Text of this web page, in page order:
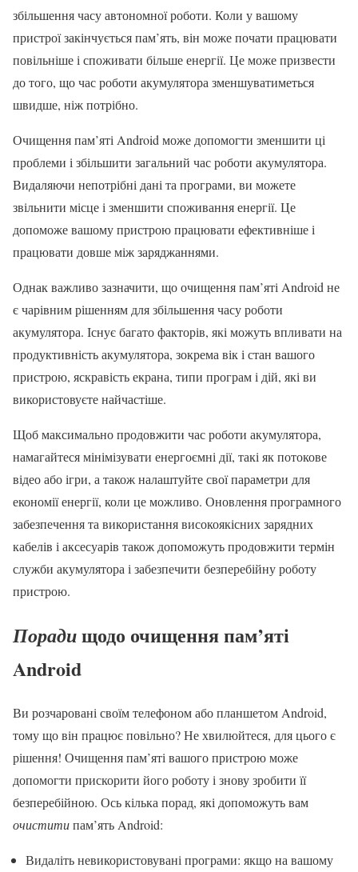
збільшення часу автономної роботи. Коли у вашому
пристрої закінчується пам’ять, він може почати працювати
повільніше і споживати більше енергії. Це може призвести
до того, що час роботи акумулятора зменшуватиметься
швидше, ніж потрібно.
Очищення пам’яті Android може допомогти зменшити ці
проблеми і збільшити загальний час роботи акумулятора.
Видаляючи непотрібні дані та програми, ви можете
звільнити місце і зменшити споживання енергії. Це
допоможе вашому пристрою працювати ефективніше і
працювати довше між заряджаннями.
Однак важливо зазначити, що очищення пам’яті Android не
є чарівним рішенням для збільшення часу роботи
акумулятора. Існує багато факторів, які можуть впливати на
продуктивність акумулятора, зокрема вік і стан вашого
пристрою, яскравість екрана, типи програм і дій, які ви
використовуєте найчастіше.
Щоб максимально продовжити час роботи акумулятора,
намагайтеся мінімізувати енергоємні дії, такі як потокове
відео або ігри, а також налаштуйте свої параметри для
економії енергії, коли це можливо. Оновлення програмного
забезпечення та використання високоякісних зарядних
кабелів і аксесуарів також допоможуть продовжити термін
служби акумулятора і забезпечити безперебійну роботу
пристрою.
Порадищодо очищення пам’яті
Android
Ви розчаровані своїм телефоном або планшетом Android,
тому що він працює повільно? Не хвилюйтеся, для цього є
рішення! Очищення пам’яті вашого пристрою може
допомогти прискорити його роботу і знову зробити її
безперебійною. Ось кілька порад, які допоможуть вам
очиститипам’ять Android:
Видаліть невикористовувані програми: якщо на вашому